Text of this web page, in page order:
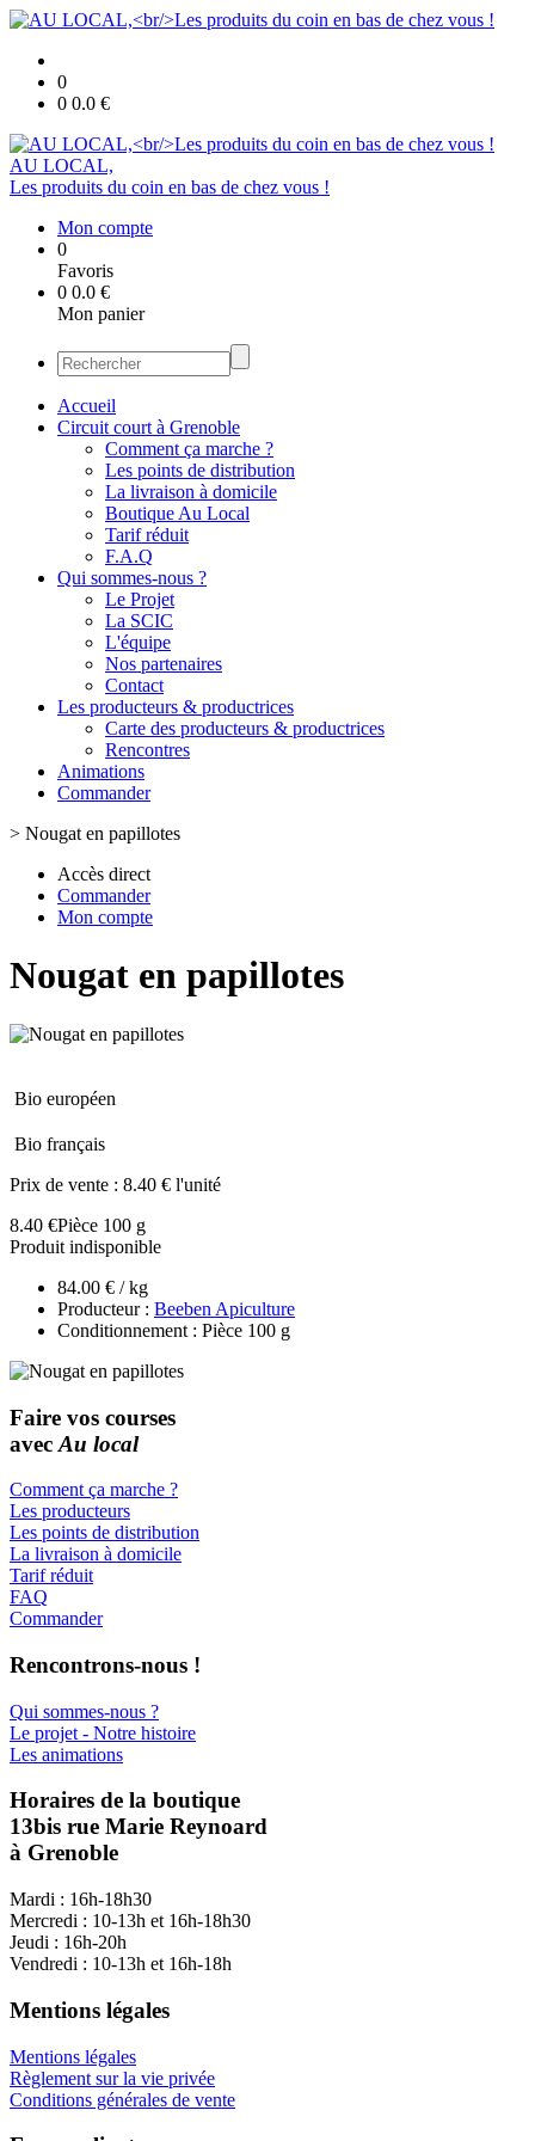
0
0 0.0 €
AU LOCAL,
Les produits du coin en bas de chez vous !
Mon compte
0
Favoris
0 0.0 €
Mon panier
Accueil
Circuit court à Grenoble
Comment ça marche ?
Les points de distribution
La livraison à domicile
Boutique Au Local
Tarif réduit
F.A.Q
Qui sommes-nous ?
Le Projet
La SCIC
L'équipe
Nos partenaires
Contact
Les producteurs & productrices
Carte des producteurs & productrices
Rencontres
Animations
Commander
> Nougat en papillotes
Accès direct
Commander
Mon compte
Nougat en papillotes
Bio européen
Bio français
Prix de vente : 8.40 € l'unité
8.40 €Pièce 100 g
Produit indisponible
84.00 € / kg
Producteur : Beeben Apiculture
Conditionnement : Pièce 100 g
Faire vos courses
avec Au local
Comment ça marche ?
Les producteurs
Les points de distribution
La livraison à domicile
Tarif réduit
FAQ
Commander
Rencontrons-nous !
Qui sommes-nous ?
Le projet - Notre histoire
Les animations
Horaires de la boutique
13bis rue Marie Reynoard
à Grenoble
Mardi : 16h-18h30
Mercredi : 10-13h et 16h-18h30
Jeudi : 16h-20h
Vendredi : 10-13h et 16h-18h
Mentions légales
Mentions légales
Règlement sur la vie privée
Conditions générales de vente